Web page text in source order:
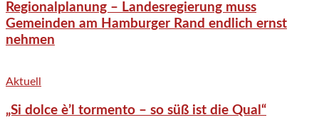
Regionalplanung – Landesregierung muss
Gemeinden am Hamburger Rand endlich ernst
nehmen
Aktuell
„Si dolce è’l tormento – so süß ist die Qual“